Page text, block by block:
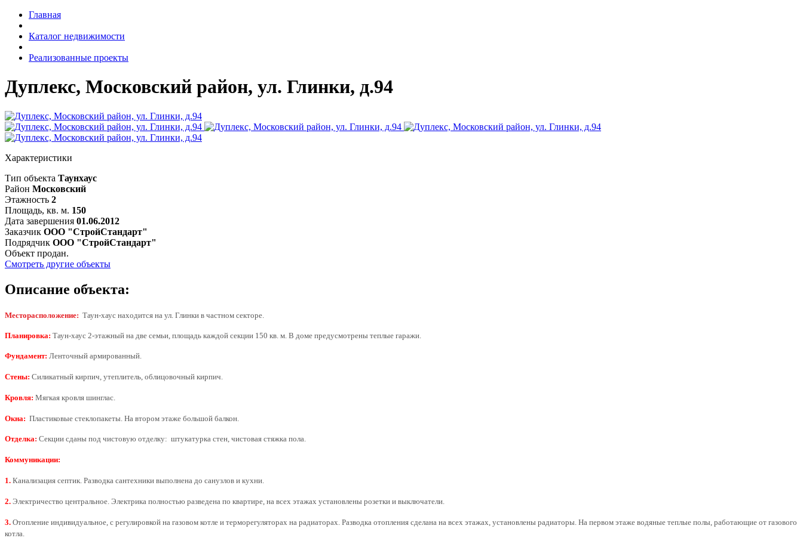
Главная
Каталог недвижимости
Реализованные проекты
Дуплекс, Московский район, ул. Глинки, д.94
Характеристики
Тип объекта Таунхаус
Район Московский
Этажность 2
Площадь, кв. м. 150
Дата завершения 01.06.2012
Заказчик ООО "СтройСтандарт"
Подрядчик ООО "СтройСтандарт"
Объект продан.
Смотреть другие объекты
Описание объекта:
Месторасположение: Таун-хаус находится на ул. Глинки в частном секторе.
Планировка: Таун-хаус 2-этажный на две семьи, площадь каждой секции 150 кв. м. В доме предусмотрены теплые гаражи.
Фундамент: Ленточный армированный.
Стены: Силикатный кирпич, утеплитель, облицовочный кирпич.
Кровля: Мягкая кровля шинглас.
Окна: Пластиковые стеклопакеты. На втором этаже большой балкон.
Отделка: Секции сданы под чистовую отделку: штукатурка стен, чистовая стяжка пола.
Коммуникации:
1. Канализация септик. Разводка сантехники выполнена до санузлов и кухни.
2. Электричество центральное. Электрика полностью разведена по квартире, на всех этажах установлены розетки и выключатели.
3. Отопление индивидуальное, с регулировкой на газовом котле и терморегуляторах на радиаторах. Разводка отопления сделана на всех этажах, установлены радиаторы. На первом этаже водяные теплые полы, работающие от газового
котла.